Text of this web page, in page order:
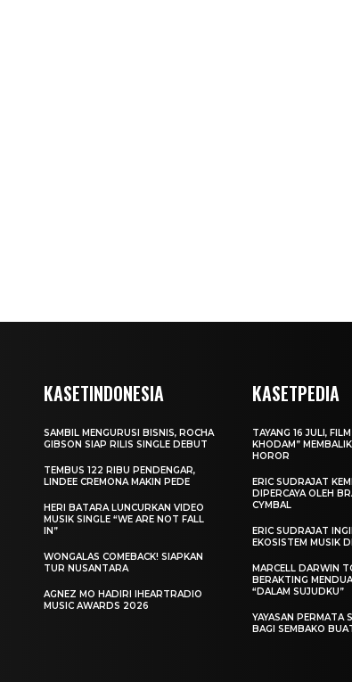
KASETINDONESIA
SAMBIL MENGURUSI BISNIS, ROCHA
GIBSON SIAP RILIS SINGLE DEBUT
TEMBUS 122 RIBU PENDENGAR,
LINDEE CREMONA MAKIN PEDE
HERI BATARA LUNCURKAN VIDEO
MUSIK SINGLE “WE ARE NOT FALL
IN”
WONGALAS COMEBACK! SIAPKAN
TUR NUSANTARA
AGNEZ MO HADIRI IHEARTRADIO
MUSIC AWARDS 2026
KASETPEDIA
TAYANG 16 JULI, FILM
KHODAM”
HOROR
ERIC SUDRAJAT
DIPERCAYA OLEH
CYMBAL
ERIC SUDRAJAT
EKOSISTEM MUSIK
MARCELL DARWIN
BERAKTING
“DALAM SUJUDKU”
YAYASAN PERMATA
BAGI SEMBAKO